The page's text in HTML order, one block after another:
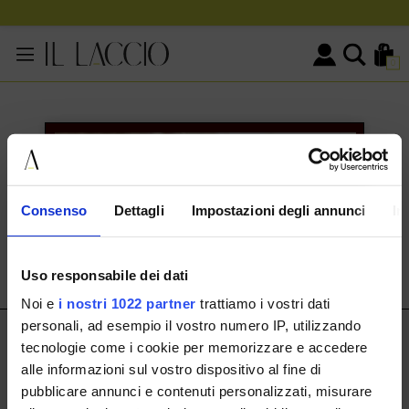
Consenso Dettagli Impostazioni degli annunci
Uso responsabile dei dati
Noi e i nostri 1022 partner trattiamo i vostri dati
personali, ad esempio il vostro numero IP, utilizzando
tecnologie come i cookie per memorizzare e accedere
alle informazioni sul vostro dispositivo al fine di
pubblicare annunci e contenuti personalizzati, misurare
0
KONTAKTINFORMATIONEN
Via Cassala 20 25126 Brescia
+393291008001
IL LACCIO
IL LACCIO